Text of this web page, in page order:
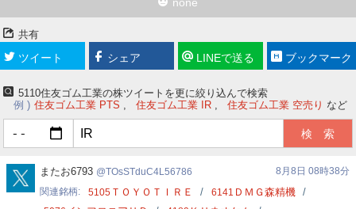
共有
ツイート シェア LINEで送る ブックマーク
5110住友ゴム工業の株ツイートを更に絞り込んで検索
例
住友ゴム工業 PTS 住友ゴム工業 IR 住友ゴム工業 空売り など
TOsSTduC4L56786
またお6793 TOsSTduC4L56786
8月8日 08時38分
関連銘柄
5105 ＴＯＹＯＴＩＲＥ 6141 ＤＭＧ森精機